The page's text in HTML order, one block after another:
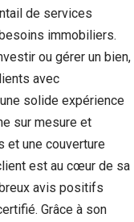
de services
immobiliers.
ou gérer un bien,
avec
solide expérience
sur mesure et
et une couverture
est au cœur de sa
avis positifs
Grâce à son